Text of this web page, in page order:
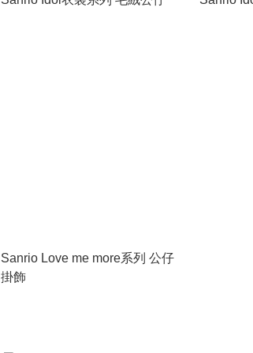
Sanrio Love me more系列 公仔
掛飾